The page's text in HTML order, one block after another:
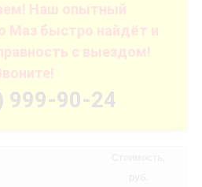
Наш опытный
Маз быстро найдёт и
с выездом!
999-90-24